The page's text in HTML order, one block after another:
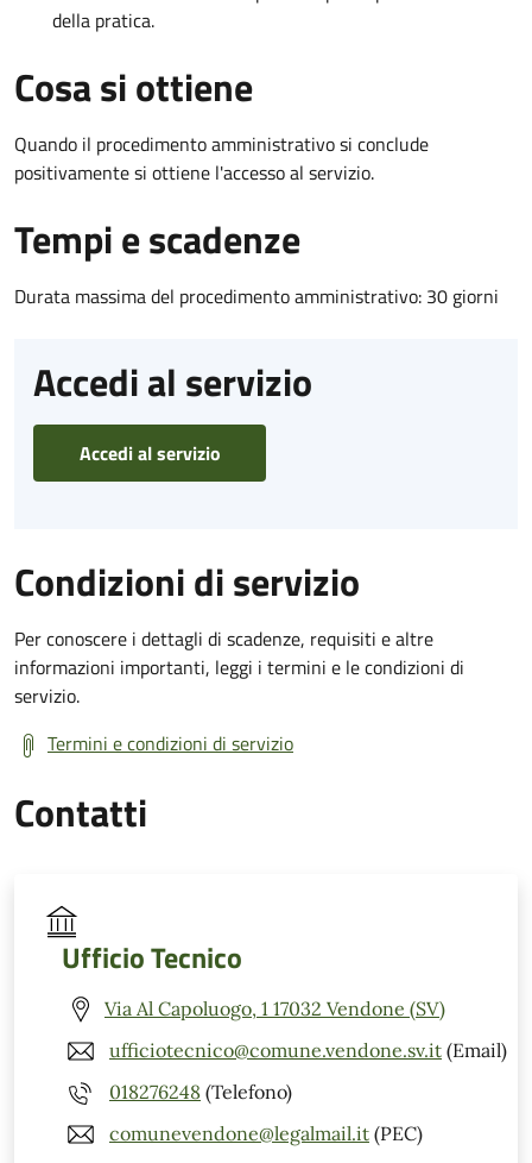
della pratica.
Cosa si ottiene
Quando il procedimento amministrativo si conclude
positivamente si ottiene l'accesso al servizio.
Tempi e scadenze
Durata massima del procedimento amministrativo: 30 giorni
Accedi al servizio
Accedi al servizio
Condizioni di servizio
Per conoscere i dettagli di scadenze, requisiti e altre
informazioni importanti, leggi i termini e le condizioni di
servizio.
Termini e condizioni di servizio
Contatti
Ufficio Tecnico
Via Al Capoluogo, 1 17032 Vendone (SV)
ufficiotecnico@comune.vendone.sv.it (Email)
018276248 (Telefono)
comunevendone@legalmail.it (PEC)